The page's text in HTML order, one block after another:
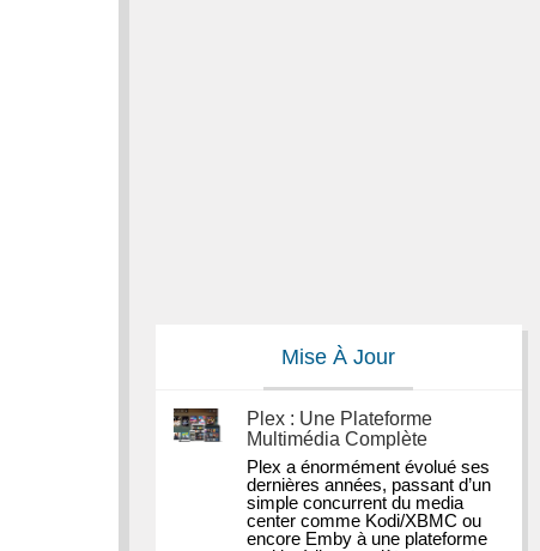
Mise À Jour
Plex : Une Plateforme
Multimédia Complète
Plex a énormément évolué ses
dernières années, passant d’un
simple concurrent du media
center comme Kodi/XBMC ou
encore Emby à une plateforme